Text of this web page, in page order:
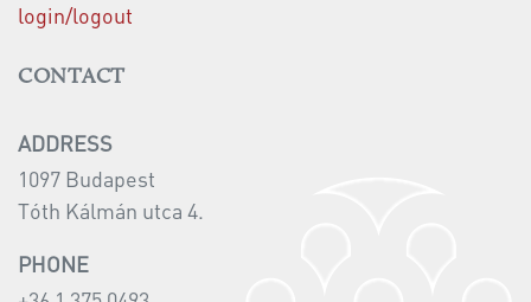
login/logout
CONTACT
ADDRESS
1097 Budapest
Tóth Kálmán utca 4.
PHONE